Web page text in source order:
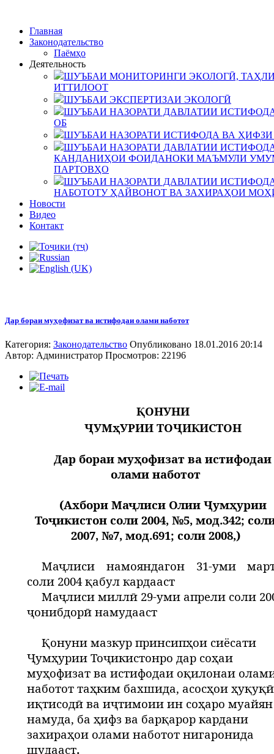
Главная
Законодательство
Паёмҳо
Деятельность
ШУЪБАИ МОНИТОРИНГИ ЭКОЛОГӢ,
ИТТИЛООТ
ШУЪБАИ ЭКСПЕРТИЗАИ ЭКОЛОГӢ
ШУЪБАИ НАЗОРАТИ ДАВЛАТИИ
ОБ
ШУЪБАИ НАЗОРАТИ ИСТИФОДА ВА
ШУЪБАИ НАЗОРАТИ ДАВЛАТИИ
КАНДАНИҲОИ ФОИДАНОКИ МАЪМУЛИ
ПАРТОВҲО
ШУЪБАИ НАЗОРАТИ ДАВЛАТИИ
НАБОТОТУ ҲАЙВОНОТ ВА ЗАХИРАҲОИ
Новости
Видео
Контакт
Дар бораи муҳофизат ва истифодаи олами наботот
Категория: Законодательство Опубликовано 18.01.2016 20:14
Автор: Администратор Просмотров: 22196
ҚОНУНИ
ҶУМҳУРИИ ТОҶИКИСТОН
Дар бораи муҳофизат ва истифодаи
олами наботот
(Ахбори Маҷлиси Олии Ҷумҳурии
Тоҷикистон соли 2004, №5, мод.342;
2007, №7, мод.691; соли 2008,)
Маҷлиси намояндагон 31-уми
соли 2004 қабул кардааст
Маҷлиси миллӣ 29-уми апрели соли
ҷонибдорӣ намудааст
Қонуни мазкур принсипҳои сиёсати
Ҷумҳурии Тоҷикистонро дар соҳаи
муҳофизат ва истифодаи оқилонаи
наботот таҳким бахшида, асосҳои
иқтисодӣ ва иҷтимоии ин соҳаро муайян
намуда, ба ҳифз ва барқарор кардани
захираҳои олами наботот нигаронида
шудааст.